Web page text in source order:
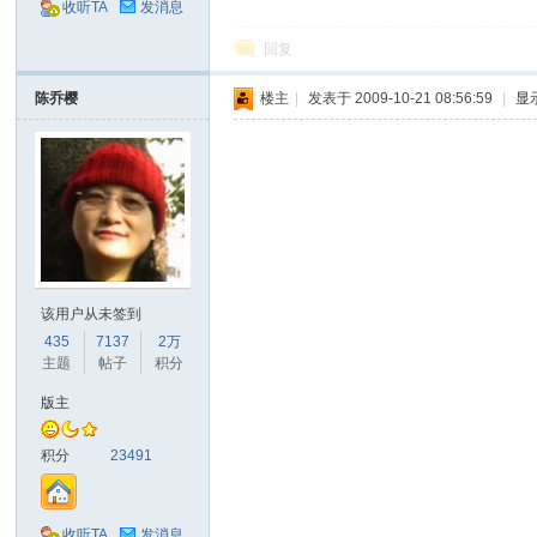
收听TA 发消息
回复
陈乔樱
该用户从未签到
435
主题
7137
帖子
2万
积分
版主
积分 23491
楼主 发表于 2009-10-21 08:56:59 显